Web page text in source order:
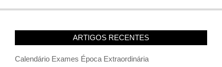
ARTIGOS RECENTES
Calendário Exames Época Extraordinária